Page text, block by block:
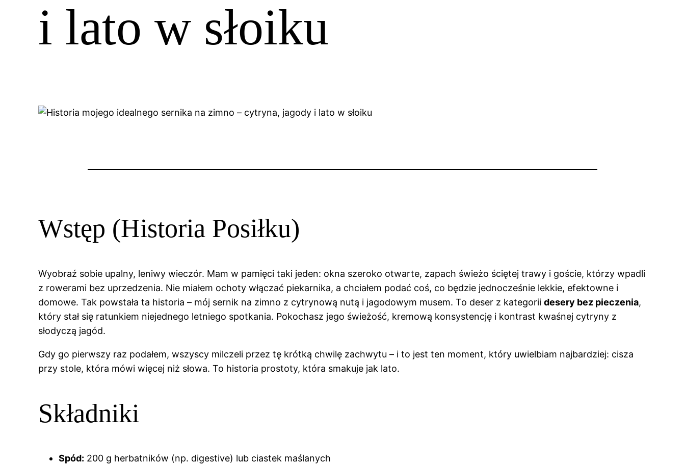
i lato w słoiku
Wstęp (Historia Posiłku)
Wyobraź sobie upalny, leniwy wieczór. Mam w pamięci taki jeden: okna szeroko otwarte, zapach świeżo ściętej trawy i goście, którzy wpadli
z rowerami bez uprzedzenia. Nie miałem ochoty włączać piekarnika, a chciałem podać coś, co będzie jednocześnie lekkie, efektowne i
domowe. Tak powstała ta historia – mój sernik na zimno z cytrynową nutą i jagodowym musem. To deser z kategoriidesery bez pieczenia,
który stał się ratunkiem niejednego letniego spotkania. Pokochasz jego świeżość, kremową konsystencję i kontrast kwaśnej cytryny z
słodyczą jagód.
Gdy go pierwszy raz podałem, wszyscy milczeli przez tę krótką chwilę zachwytu – i to jest ten moment, który uwielbiam najbardziej: cisza
przy stole, która mówi więcej niż słowa. To historia prostoty, która smakuje jak lato.
Składniki
Spód: 200 g herbatników (np. digestive) lub ciastek maślanych